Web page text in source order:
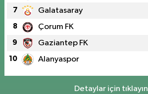
7 Galatasaray
8 Çorum FK
9 Gaziantep FK
10 Alanyaspor
Detaylar için tıklayın